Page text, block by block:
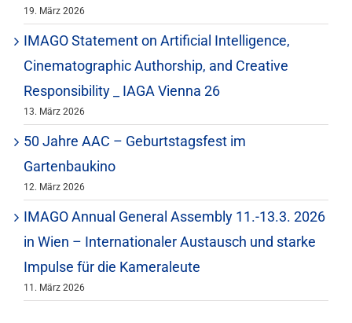
19. März 2026
IMAGO Statement on Artificial Intelligence,
Cinematographic Authorship, and Creative
Responsibility _ IAGA Vienna 26
13. März 2026
50 Jahre AAC – Geburtstagsfest im
Gartenbaukino
12. März 2026
IMAGO Annual General Assembly 11.-13.3. 2026
in Wien – Internationaler Austausch und starke
Impulse für die Kameraleute
11. März 2026